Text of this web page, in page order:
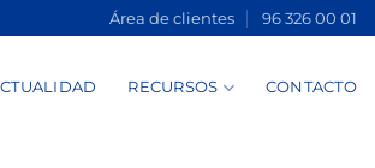
Área de clientes 96 326 00 01
RECURSOS CONTACTO